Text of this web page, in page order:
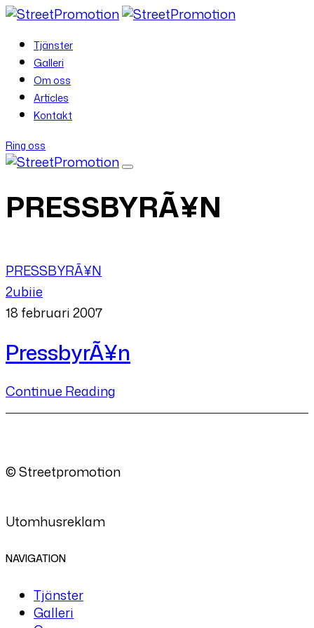
Tjänster
Galleri
Om oss
Articles
Kontakt
Ring oss
PRESSBYRÃ¥N
PRESSBYRÃ¥N
2ubiie
18 februari 2007
PressbyrÃ¥n
Continue Reading
© Streetpromotion
Utomhusreklam
NAVIGATION
Tjänster
Galleri